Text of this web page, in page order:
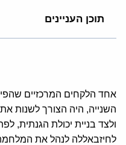
תוכן העניינים
אחד הלקחים המרכזיים
השנייה, היה הצורך לשנות
ולצד בניית יכולת הגנתית,
לחיזבאללה לנהל את